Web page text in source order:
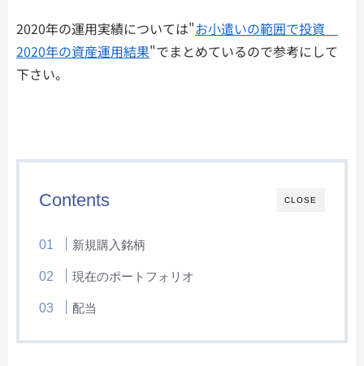
2020年の運用実績については"お小遣いの範囲で投資
2020年の資産運用結果"でまとめているので参考にして
下さい。
CLOSE
Contents
新規購入銘柄
現在のポートフォリオ
配当